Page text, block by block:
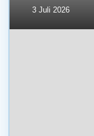
3 Juli 2026